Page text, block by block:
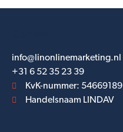
info@linonlinemarketing.nl
+31 6 52 35 23 39
KvK-nummer: 54669189
Handelsnaam LINDAV